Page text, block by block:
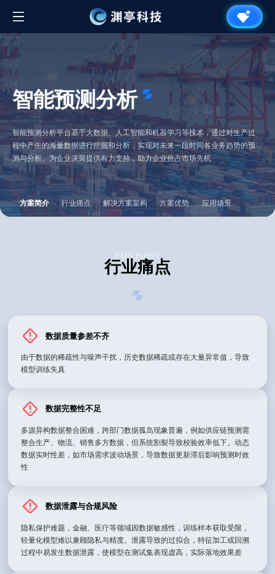
智能预测分析
智能预测分析平台基于大数据、人工智能和机器学习等技术，通过对生产过
程中产生的海量数据进行挖掘和分析，实现对未来一段时间各业务趋势的预
测与分析。为企业决策提供有力支持，助力企业抢占市场先机
方案简介 行业痛点 解决方案架构 方案优势 应用场景
行业痛点
PAIN POINT
数据质量参差不齐
由于数据的稀疏性与噪声干扰，历史数据稀疏或存在大量异常值，导致
模型训练失真
数据完整性不足
多源异构数据整合困难，跨部门数据孤岛现象普遍，例如供应链预测需
整合生产、物流、销售多方数据，但系统割裂导致校验效率低下。动态
数据实时性差，如市场需求波动场景，导致数据更新滞后影响预测时效
性
数据泄露与合规风险
隐私保护难题，金融、医疗等领域因数据敏感性，训练样本获取受限，
轻量化模型难以兼顾隐私与精度。泄露导致的过拟合，特征加工或回溯
过程中易发生数据泄露，使模型在测试集表现虚高，实际落地效果差